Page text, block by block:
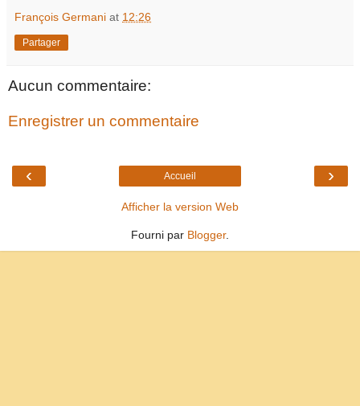
François Germani at 12:26
Partager
Aucun commentaire:
Enregistrer un commentaire
‹ ›
Accueil
Afficher la version Web
Fourni par Blogger.